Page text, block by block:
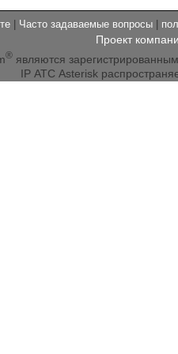
| Часто задаваемые вопросы |
Проект
®являются
IP АТС Asterisk